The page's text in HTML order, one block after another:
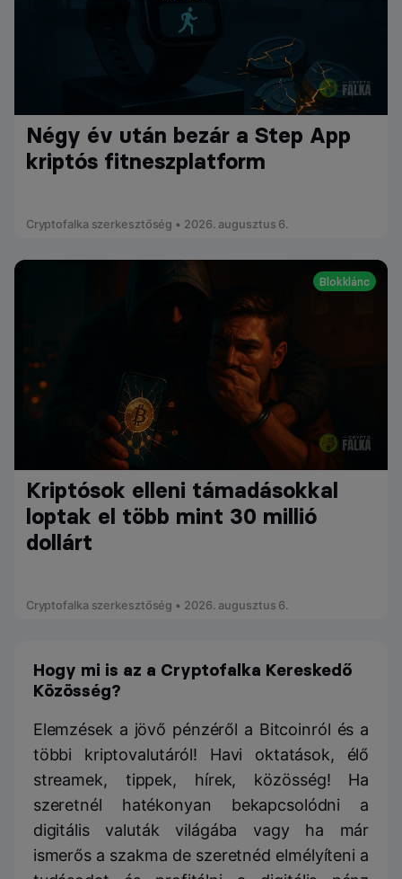
Négy év után bezár a Step App
kriptós fitneszplatform
Cryptofalka szerkesztőség • 2026. augusztus 6.
Blokklánc
Kriptósok elleni támadásokkal
loptak el több mint 30 millió
dollárt
Cryptofalka szerkesztőség • 2026. augusztus 6.
Hogy mi is az a Cryptofalka Kereskedő
Közösség?
Elemzések a jövő pénzéről a Bitcoinról és a
többi kriptovalutáról! Havi oktatások, élő
streamek, tippek, hírek, közösség! Ha
szeretnél hatékonyan bekapcsolódni a
digitális valuták világába vagy ha már
ismerős a szakma de szeretnéd elmélyíteni a